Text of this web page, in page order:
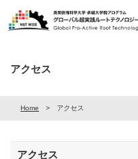
アクセス
Home アクセス
アクセス